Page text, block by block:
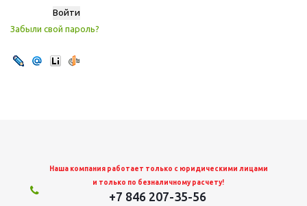
Забыли свой пароль?
Наша компания работает только с юридическими лицами
и только по безналичному расчету!
+7 846 207-35-56